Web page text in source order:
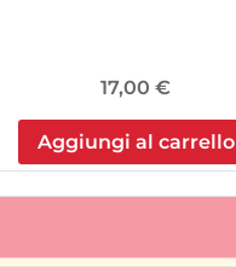
17,00 €
Aggiungi al carrello